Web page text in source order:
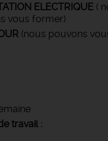
ELECTRIQUE (
vous former)
(nous pouvons
travail :